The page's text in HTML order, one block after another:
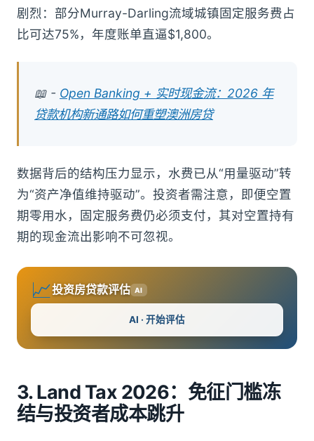
剧烈：部分Murray-Darling流域城镇固定服务费占
比可达75%，年度账单直逼$1,800。
📖 - Open Banking + 实时现金流：2026 年
贷款机构新通路如何重塑澳洲房贷
数据背后的结构压力显示，水费已从“用量驱动”转
为“资产净值维持驱动”。投资者需注意，即便空置
期零用水，固定服务费仍必须支付，其对空置持有
期的现金流出影响不可忽视。
📈投资房贷款评估 AI
AI · 开始评估
3. Land Tax 2026：免征门槛冻
结与投资者成本跳升